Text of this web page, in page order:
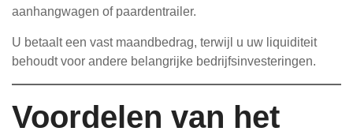
aanhangwagen of paardentrailer.
U betaalt een vast maandbedrag, terwijl u uw liquiditeit
behoudt voor andere belangrijke bedrijfsinvesteringen.
Voordelen van het